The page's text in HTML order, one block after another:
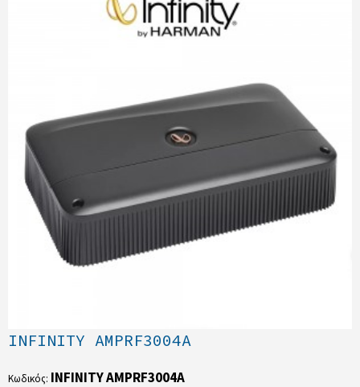
INFINITY AMPRF3004A
Κωδικός: INFINITY AMPRF3004A